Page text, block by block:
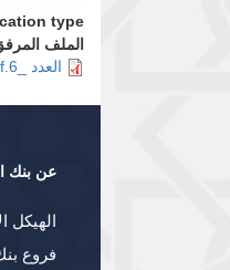
type:
الملف
العدد _6.pdf
عن بنك
الهيكل
فروع